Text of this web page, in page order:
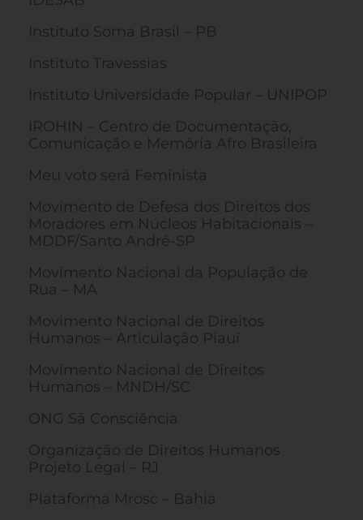
Instituto Soma Brasil – PB
Instituto Travessias
Instituto Universidade Popular – UNIPOP
IROHIN – Centro de Documentação,
Comunicação e Memória Afro Brasileira
Meu voto será Feminista
Movimento de Defesa dos Direitos dos
Moradores em Núcleos Habitacionais –
MDDF/Santo André-SP
Movimento Nacional da População de
Rua – MA
Movimento Nacional de Direitos
Humanos – Articulação Piauí
Movimento Nacional de Direitos
Humanos – MNDH/SC
ONG Sã Consciência
Organização de Direitos Humanos
Projeto Legal – RJ
Plataforma Mrosc – Bahia